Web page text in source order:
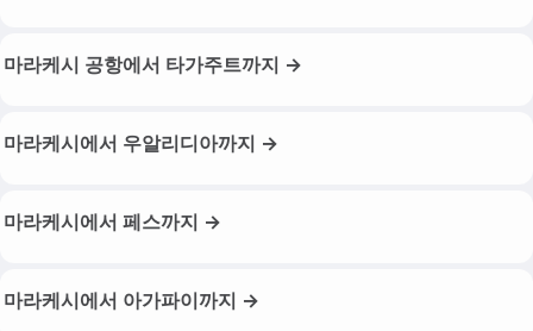
마라케시 공항에서 타가주트까지 →
마라케시에서 우알리디아까지 →
마라케시에서 페스까지 →
마라케시에서 아가파이까지 →